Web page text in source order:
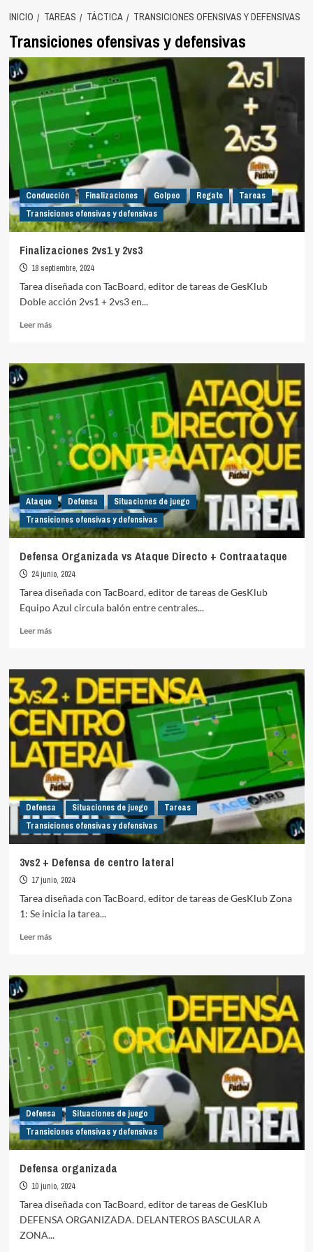
INICIO TAREAS TÁCTICA TRANSICIONES OFENSIVAS Y DEFENSIVAS
Transiciones ofensivas y defensivas
Conducción Finalizaciones Golpeo Regate
Tareas
Transiciones ofensivas y defensivas
Finalizaciones 2vs1 y 2vs3
18 septiembre, 2024
Tarea diseñada con TacBoard, editor de tareas de GesKlub
Doble acción 2vs1 + 2vs3 en...
Leer másLeer
Finalizaciones
y
2vs3
Ataque Defensa
Situaciones de juego
Transiciones ofensivas y defensivas
Defensa Organizada vs Ataque Directo + Contraataque
24 junio, 2024
Tarea diseñada con TacBoard, editor de tareas de GesKlub
Equipo Azul circula balón entre centrales...
Leer másLeer
Defensa
Organizada
vs
Ataque
Directo
+
Contraataque
Defensa Situaciones de juego
Tareas
Transiciones ofensivas y defensivas
3vs2 + Defensa de centro lateral
17 junio, 2024
Tarea diseñada con TacBoard, editor de tareas de GesKlub Zona
1: Se inicia la tarea...
Leer másLeer
3vs2
Defensa
de
centro
lateral
Defensa
Situaciones de juego
Transiciones ofensivas y defensivas
Defensa organizada
10 junio, 2024
Tarea diseñada con TacBoard, editor de tareas de GesKlub
DEFENSA ORGANIZADA. DELANTEROS BASCULAR A
ZONA...